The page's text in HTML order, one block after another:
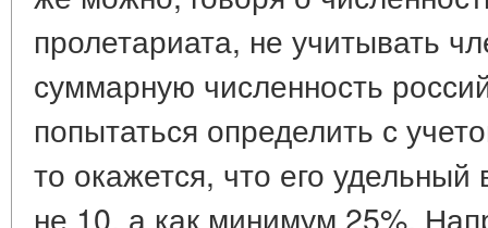
пролетариата, не учитывать
суммарную численность
попытаться определить с
то окажется, что его
не 10, а как минимум 25%.